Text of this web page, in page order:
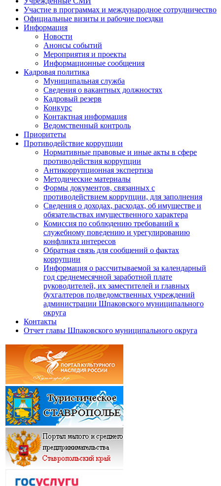
Участие в программах и международное сотрудничество
Официальные визиты и рабочие поездки
Информация
Новости
Анонсы событий
Мероприятия и проекты
Информационные сообщения
Кадровая политика
Муниципальная служба
Сведения о вакантных должностях
Кадровый резерв
Конкурс
Контактная информация
Ведомственный контроль
Приоритеты
Противодействие коррупции
Нормативные правовые и иные акты в сфере
противодействия коррупции
Антикоррупционная экспертиза
Методические материалы
Формы документов, связанных с
противодействием коррупции, для заполнения
Сведения о доходах, расходах, об имуществе и
обязательствах имущественного характера
Комиссия по соблюдению требований к
служебному поведению и урегулированию
конфликта интересов
Обратная связь для сообщений о фактах
коррупции
Информация о рассчитываемой за календарный
год среднемесячной заработной плате
руководителей, их заместителей и главных
бухгалтеров подведомственных учреждений
администрации Шпаковского муниципального
округа
Контакты
Отчет главы Шпаковского муниципального округа